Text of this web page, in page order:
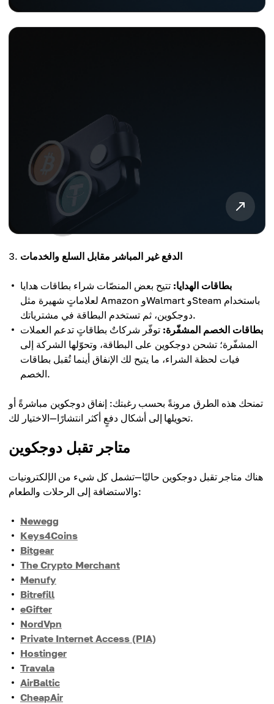
الدفع غير المباشر مقابل السلع والخدمات
بطاقات الهدايا: تتيح بعض المنصّات شراء بطاقات هدايا
لعلاماتٍ شهيرة مثل Amazon وWalmart وSteam باستخدام
دوجكوين، ثم تستخدم البطاقة في مشترياتك.
بطاقات الخصم المشفّرة: توفّر شركاتٌ بطاقاتٍ تدعم العملات
المشفّرة؛ تشحن دوجكوين على البطاقة، وتحوّلها الشركة إلى
فيات لحظة الشراء، ما يتيح لك الإنفاق أينما تُقبل بطاقات
الخصم.
تمنحك هذه الطرق مرونةً بحسب رغبتك: إنفاق دوجكوين مباشرةً أو
تحويلها إلى أشكال دفعٍ أكثر انتشارًا—الاختيار لك.
متاجر تقبل دوجكوين
هناك متاجر تقبل دوجكوين حاليًا—تشمل كل شيء من الإلكترونيات
والاستضافة إلى الرحلات والطعام:
Newegg
Keys4Coins
Bitgear
The Crypto Merchant
Menufy
Bitrefill
eGifter
NordVpn
Private Internet Access (PIA)
Hostinger
Travala
AirBaltic
CheapAir